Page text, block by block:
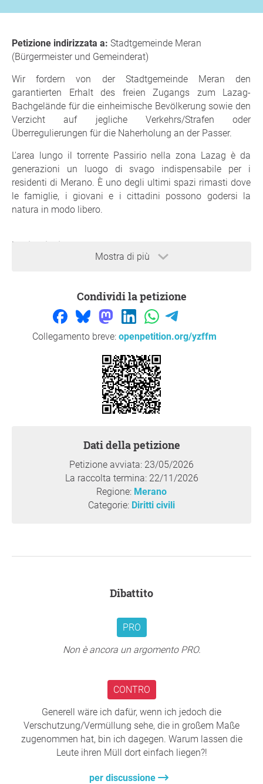
Mostra di più
Petizione indirizzata a: Stadtgemeinde Meran
(Bürgermeister und Gemeinderat)
Wir fordern von der Stadtgemeinde Meran den
garantierten Erhalt des freien Zugangs zum Lazag-
Bachgelände für die einheimische Bevölkerung sowie den
Verzicht auf jegliche Verkehrs/Strafen oder
Überregulierungen für die Naherholung an der Passer.
L'area lungo il torrente Passirio nella zona Lazag è da
generazioni un luogo di svago indispensabile per i
residenti di Merano. È uno degli ultimi spazi rimasti dove
le famiglie, i giovani e i cittadini possono godersi la
natura in modo libero.
Motivazioni:
Das Bachgelände in der Lazag ist seit Generationen ein
Bevölkerung. Es ist einer der letzten Orte, an dem
Einheimische, Familien und Jugendliche die Natur unserer
Stadt frei und unbeschwert genießen können.
Wir setzen uns vehement gegen die Pläne zur
Einschränkung dieses Zugangs und gegen drohende Park
Strafen (der Anfang) für Einheimische zur Wehr! Es darf
nicht sein, dass den Bürgerinnen und Bürgern Merans
auch noch dieser letzte freie Raum weggenommen wird
oder wir Gefahr laufen, für den Aufenthalt in unserer
im Lazag-Bachgelände.
2) Eine Garantie auf ausreichend Platz und freien Zugang
primär für die einheimische Bevölkerung.
è accettabile che ai cittadini di Merano venga tolto anche
prioritario per la popolazione locale.
3) Il mantenimento della Lazag come spazio naturale vivo
e libero, anziché come zona soggetta a divieti e
regolamentazioni eccessive.
Condividi la petizione
Collegamento breve: openpetition.org/yzffm
Dati della petizione
Petizione avviata: 23/05/2026
La raccolta termina: 22/11/2026
Regione: Merano
Categorie: Diritti civili
Dibattito
PRO
Non è ancora un argomento PRO.
CONTRO
Generell wäre ich dafür, wenn ich jedoch die
Verschutzung/Vermüllung sehe, die in großem Maße
zugenommen hat, bin ich dagegen. Warum lassen die
Leute ihren Müll dort einfach liegen?!
per discussione